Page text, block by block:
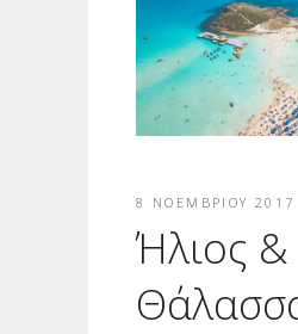
8 ΝΟΕΜΒΡΊΟΥ 2017
Ήλιος &